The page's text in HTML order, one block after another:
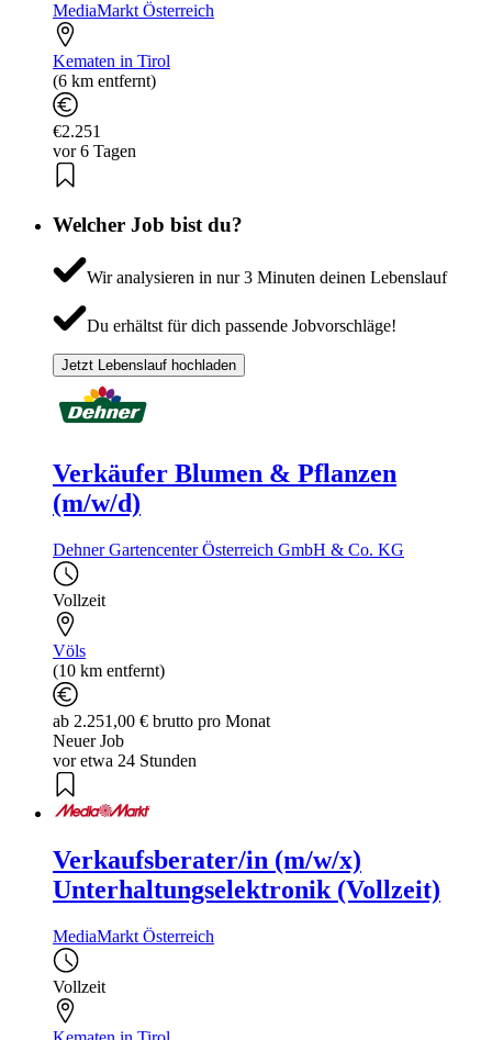
MediaMarkt Österreich
Kematen in Tirol
(6 km entfernt)
€2.251
vor 6 Tagen
Welcher Job bist du?
Wir analysieren in nur 3 Minuten deinen Lebenslauf
Du erhältst für dich passende Jobvorschläge!
Jetzt Lebenslauf hochladen
Verkäufer Blumen & Pflanzen
(m/w/d)
Dehner Gartencenter Österreich GmbH & Co. KG
Vollzeit
Völs
(10 km entfernt)
ab 2.251,00 € brutto pro Monat
Neuer Job
vor etwa 24 Stunden
Verkaufsberater/in (m/w/x)
Unterhaltungselektronik (Vollzeit)
MediaMarkt Österreich
Vollzeit